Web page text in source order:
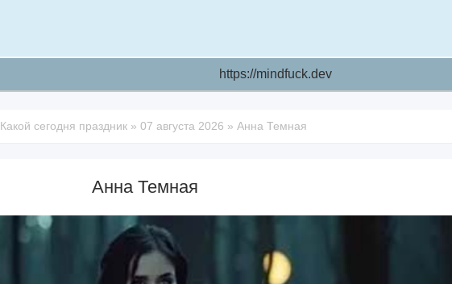
https://mindfuck.dev
Какой сегодня праздник » 07 августа 2026 » Анна Темная
Анна Темная